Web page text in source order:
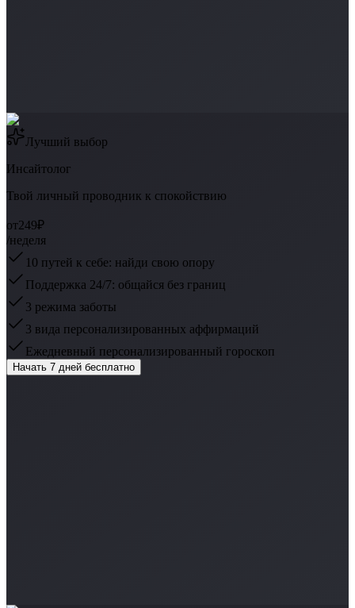
Лучший выбор
Инсайтолог
Твой личный проводник к спокойствию
от249₽
/неделя
10 путей к себе: найди свою опору
Поддержка 24/7: общайся без границ
3 режима заботы
3 вида персонализированных аффирмаций
Ежедневный персонализированный гороскоп
Начать 7 дней бесплатно